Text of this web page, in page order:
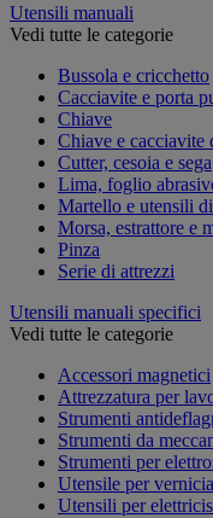
Utensili manuali
Vedi tutte le categorie
Bussola e cricchetto
Cacciavite e porta
Chiave
Chiave e cacciavite
Cutter, cesoia e sega
Lima, foglio
Martello e utensili
Morsa, estrattore e
Pinza
Serie di attrezzi
Utensili manuali specifici
Vedi tutte le categorie
Accessori magnetici
Attrezzatura per
Strumenti
Strumenti da
Strumenti per
Utensile per
Utensili per